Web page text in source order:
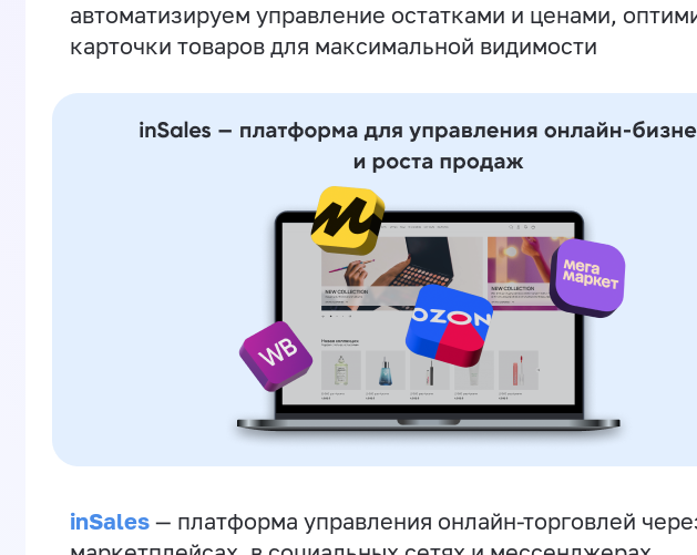
автоматизируем управление остатками и ценами,
карточки товаров для максимальной видимости
inSales — платформа управления онлайн-торговлей